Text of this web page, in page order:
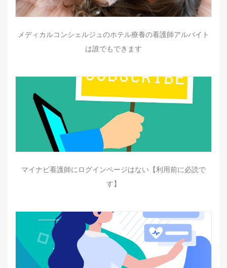
メディカルコンシェルジュのホテル療養の看護師アルバイト
は誰でもできます
マイナビ看護師にログインページはない【利用前に必読で
す】